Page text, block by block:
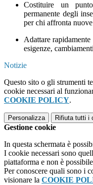
Costituire un
permanente degli
per chi affronta
Adattare
esigenze,
Notizie
Questo sito o gli strumenti
cookie necessari al
COOKIE POLICY.
Personalizza Rifiuta tutti i
Gestione cookie
In questa schermata è
I cookie necessari sono
piattaforma e non è
Per conoscere quali sono i
visionare la COOKIE